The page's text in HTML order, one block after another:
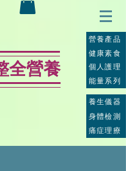
全營養
營養產品
個人護理
能量系列
健康素食
養生儀器
身體檢測
痛症理療